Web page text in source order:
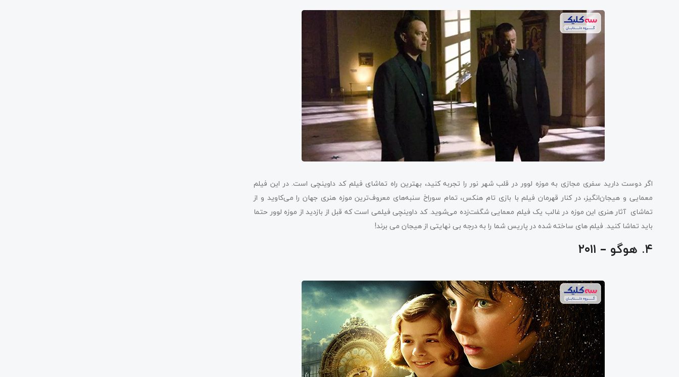
اگر دوست دارید سفری مجازی به موزه لوور در قلب شهر نور را تجربه کنید، بهترین راه تماشای فیلم کد داوینچی است. در این فیلم
معمایی و هیجان‌انگیز، در کنار قهرمان فیلم با بازی تام هنکس، تمام سوراخ سنبه‌های معروف‌ترین موزه هنری جهان را می‌کاوید و از
تماشای آثار هنری این موزه در غالب یک فیلم معمایی شگفت‌زده می‌شوید. کد داوینچی فیلمی است که قبل از بازدید از موزه لوور حتما
باید تماشا کنید. فیلم های ساخته شده در پاریس شما را به درجه بی نهایتی از هیجان می برند!
۴. هوگو – ۲۰۱۱